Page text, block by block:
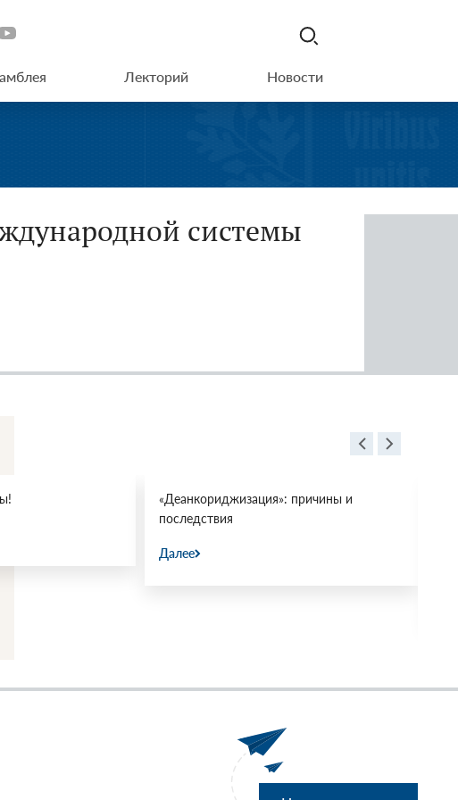
Лекторий Новости
системы
«Деанкориджизация»: причины и
последствия
Далее